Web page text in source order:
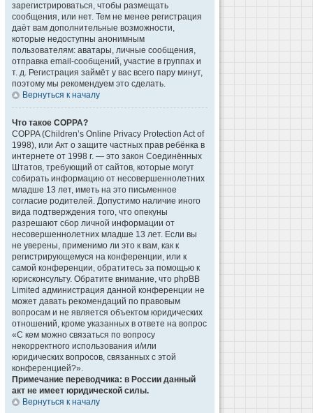
зарегистрироваться, чтобы размещать
сообщения, или нет. Тем не менее регистрация
даёт вам дополнительные возможности,
которые недоступны анонимным
пользователям: аватары, личные сообщения,
отправка email-сообщений, участие в группах и
т. д. Регистрация займёт у вас всего пару минут,
поэтому мы рекомендуем это сделать.
Вернуться к началу
Что такое COPPA?
COPPA (Children’s Online Privacy Protection Act of
1998), или Акт о защите частных прав ребёнка в
интернете от 1998 г. — это закон Соединённых
Штатов, требующий от сайтов, которые могут
собирать информацию от несовершеннолетних
младше 13 лет, иметь на это письменное
согласие родителей. Допустимо наличие иного
вида подтверждения того, что опекуны
разрешают сбор личной информации от
несовершеннолетних младше 13 лет. Если вы
не уверены, применимо ли это к вам, как к
регистрирующемуся на конференции, или к
самой конференции, обратитесь за помощью к
юрисконсульту. Обратите внимание, что phpBB
Limited администрация данной конференции не
может давать рекомендаций по правовым
вопросам и не является объектом юридических
отношений, кроме указанных в ответе на вопрос
«С кем можно связаться по вопросу
некорректного использования и/или
юридических вопросов, связанных с этой
конференцией?».
Примечание переводчика: в России данный
акт не имеет юридической силы.
Вернуться к началу